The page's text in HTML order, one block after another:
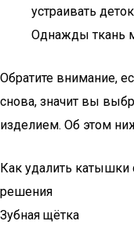
устраивать
Однажды ткань
Обратите внимание,
снова, значит вы
изделием. Об этом
Как удалить
решения
Зубная щётка